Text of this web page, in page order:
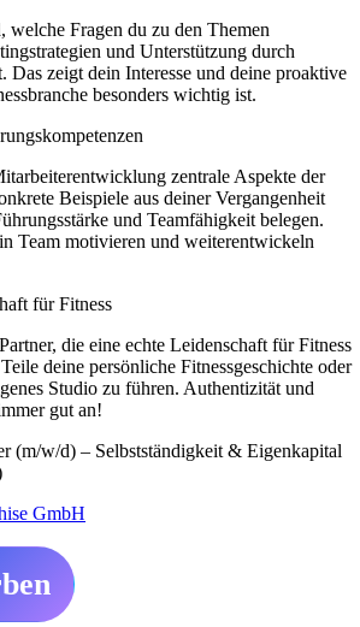
Fragen du zu den Themen
und Unterstützung durch
Das zeigt dein Interesse und deine proaktive
besonders wichtig ist.
zentrale Aspekte der
Beispiele aus deiner Vergangenheit
und Teamfähigkeit belegen.
Team motivieren und weiterentwickeln
für Fitness
die eine echte Leidenschaft für Fitness
deine persönliche Fitnessgeschichte oder
Studio zu führen. Authentizität und
gut an!
(m/w/d) – Selbstständigkeit & Eigenkapital
GmbH